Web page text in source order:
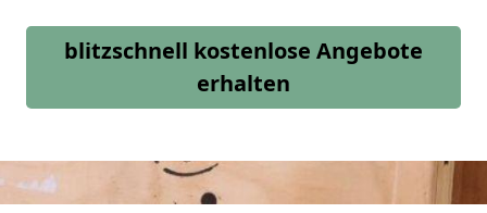
blitzschnell kostenlose Angebote
erhalten